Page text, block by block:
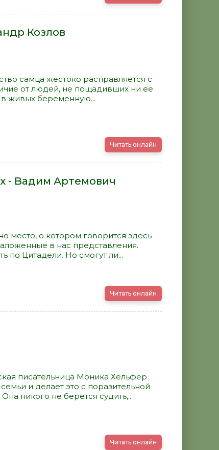
Козлов
самца жестоко расправляется с
от людей, не пощадивших ни ее
в живых беременную...
Читать онлайн
- Вадим Артемович
место, о котором говорится здесь
в нас представления.
по Цитадели. Но смогут ли...
Читать онлайн
писательница Моника Хельфер
и делает это с поразительной
никого не берется судить,...
Читать онлайн